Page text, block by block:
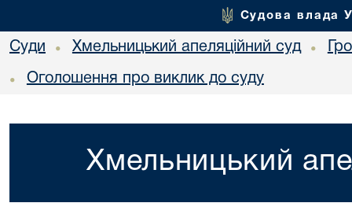
Судова влада
Суди • Хмельницький апеляційний суд •
• Оголошення про виклик до суду
Хмельницький